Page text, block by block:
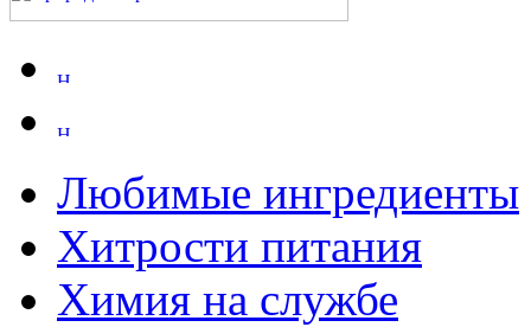
Любимые ингредиенты
Хитрости питания
Химия на службе